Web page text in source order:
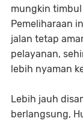
mungkin
Pemeliharaan
jalan tetap
pelayanan,
lebih nyaman
Lebih jauh
berlangsung,